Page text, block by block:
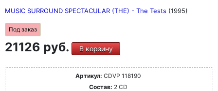
MUSIC SURROUND SPECTACULAR (THE) - The Tests (1995)
Под заказ
21126 руб. В корзину
Артикул: CDVP 118190
Состав: 2 CD